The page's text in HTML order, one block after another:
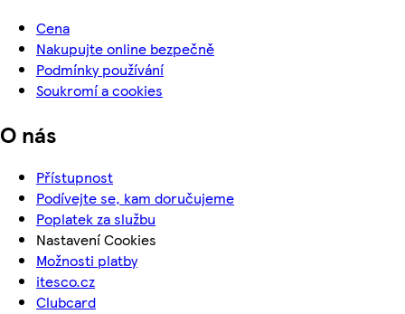
Cena
Nakupujte online bezpečně
Podmínky používání
Soukromí a cookies
O nás
Přístupnost
Podívejte se, kam doručujeme
Poplatek za službu
Nastavení Cookies
Možnosti platby
itesco.cz
Clubcard